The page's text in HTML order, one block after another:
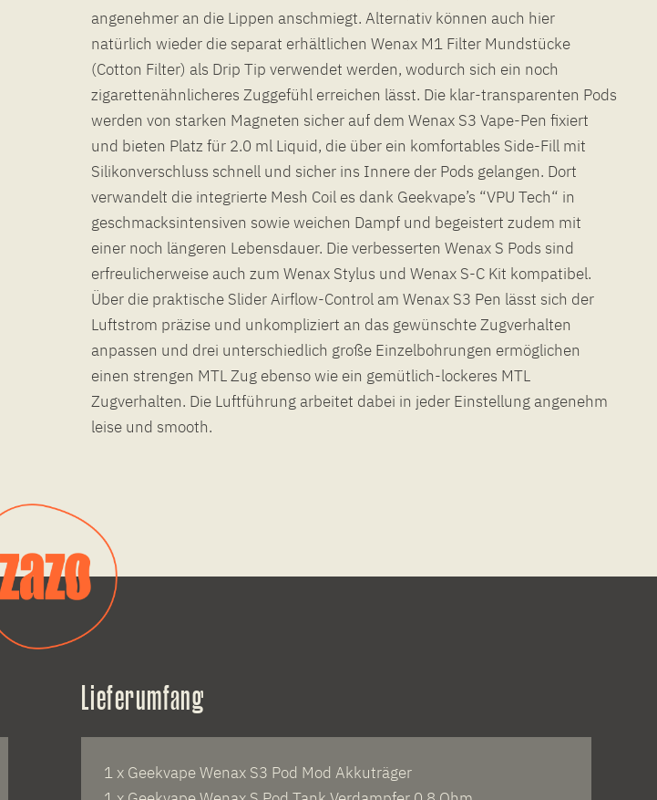
angenehmer an die Lippen anschmiegt. Alternativ können auch hier
natürlich wieder die separat erhältlichen Wenax M1 Filter Mundstücke
(Cotton Filter) als Drip Tip verwendet werden, wodurch sich ein noch
zigarettenähnlicheres Zuggefühl erreichen lässt. Die klar-transparenten Pods
werden von starken Magneten sicher auf dem Wenax S3 Vape-Pen fixiert
und bieten Platz für 2.0 ml Liquid, die über ein komfortables Side-Fill mit
Silikonverschluss schnell und sicher ins Innere der Pods gelangen. Dort
verwandelt die integrierte Mesh Coil es dank Geekvape’s “VPU Tech“ in
geschmacksintensiven sowie weichen Dampf und begeistert zudem mit
einer noch längeren Lebensdauer. Die verbesserten Wenax S Pods sind
erfreulicherweise auch zum Wenax Stylus und Wenax S-C Kit kompatibel.
Über die praktische Slider Airflow-Control am Wenax S3 Pen lässt sich der
Luftstrom präzise und unkompliziert an das gewünschte Zugverhalten
anpassen und drei unterschiedlich große Einzelbohrungen ermöglichen
einen strengen MTL Zug ebenso wie ein gemütlich-lockeres MTL
Zugverhalten. Die Luftführung arbeitet dabei in jeder Einstellung angenehm
leise und smooth.
Lieferumfang
1 x Geekvape Wenax S3 Pod Mod Akkuträger